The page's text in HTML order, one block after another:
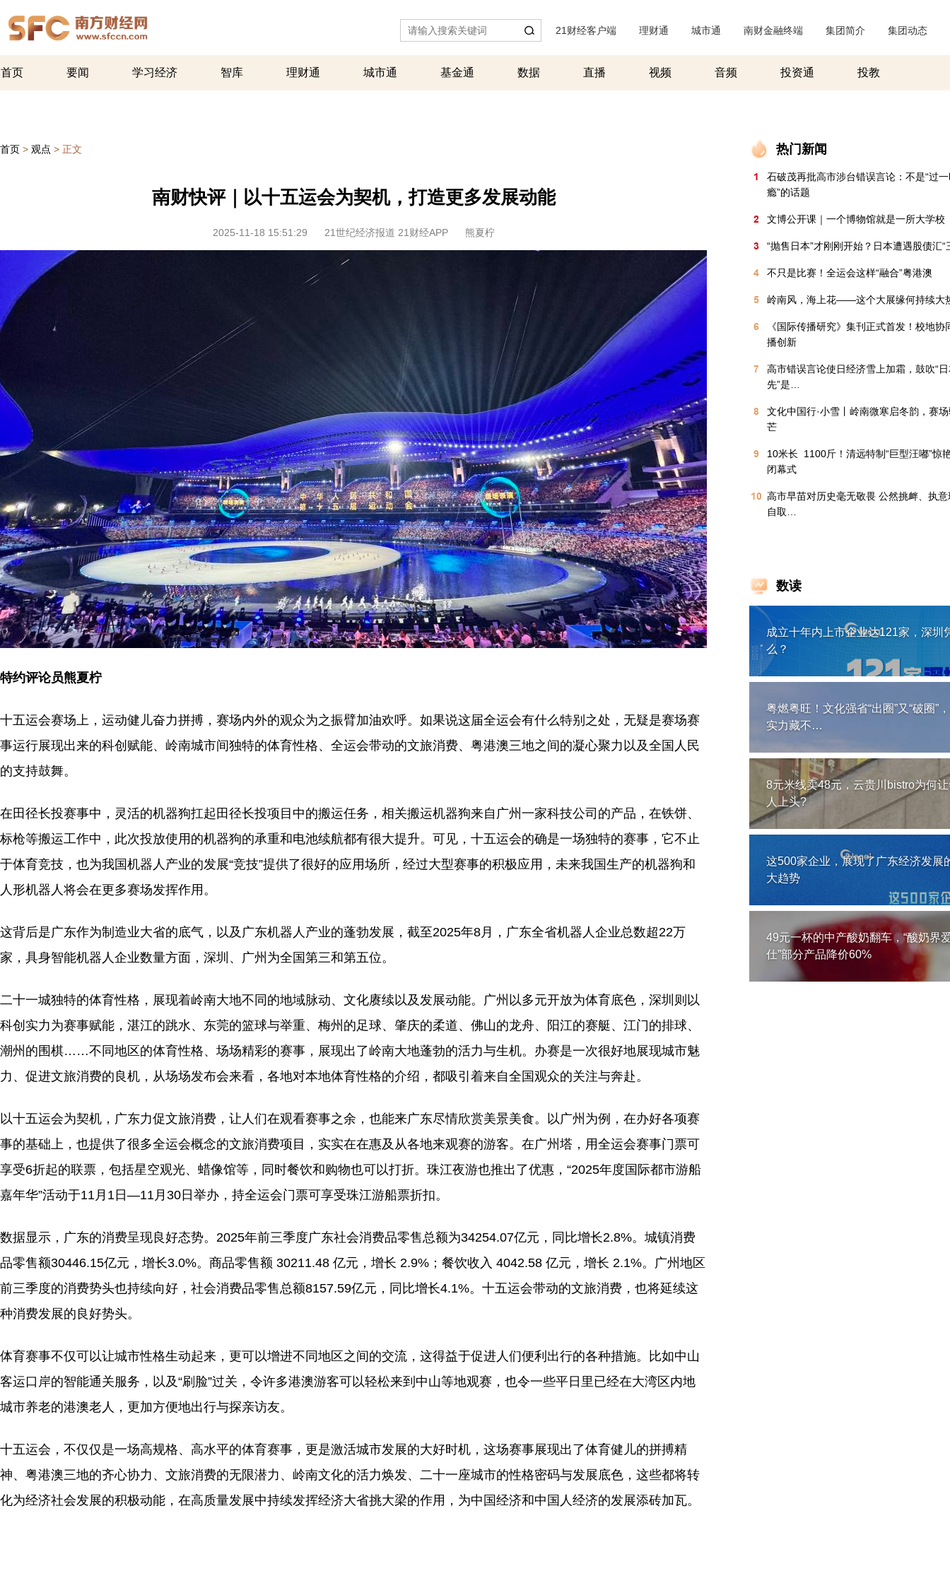
21财经客户端 理财通 城市通 南财金融终端 集团简介 集团动态
首页 要闻 学习经济 智库 理财通 城市通 基金通 数据 直播 视频 音频 投资通 投教
首页 > 观点 > 正文
南财快评｜以十五运会为契机，打造更多发展动能
2025-11-18 15:51:29 21世纪经济报道 21财经APP 熊夏柠
特约评论员熊夏柠
十五运会赛场上，运动健儿奋力拼搏，赛场内外的观众为之振臂加油欢呼。如果说这届全运会有什么特别之处，无疑是赛场赛
事运行展现出来的科创赋能、岭南城市间独特的体育性格、全运会带动的文旅消费、粤港澳三地之间的凝心聚力以及全国人民
的支持鼓舞。
在田径长投赛事中，灵活的机器狗扛起田径长投项目中的搬运任务，相关搬运机器狗来自广州一家科技公司的产品，在铁饼、
标枪等搬运工作中，此次投放使用的机器狗的承重和电池续航都有很大提升。可见，十五运会的确是一场独特的赛事，它不止
于体育竞技，也为我国机器人产业的发展“竞技”提供了很好的应用场所，经过大型赛事的积极应用，未来我国生产的机器狗和
人形机器人将会在更多赛场发挥作用。
这背后是广东作为制造业大省的底气，以及广东机器人产业的蓬勃发展，截至2025年8月，广东全省机器人企业总数超22万
家，具身智能机器人企业数量方面，深圳、广州为全国第三和第五位。
二十一城独特的体育性格，展现着岭南大地不同的地域脉动、文化赓续以及发展动能。广州以多元开放为体育底色，深圳则以
科创实力为赛事赋能，湛江的跳水、东莞的篮球与举重、梅州的足球、肇庆的柔道、佛山的龙舟、阳江的赛艇、江门的排球、
潮州的围棋……不同地区的体育性格、场场精彩的赛事，展现出了岭南大地蓬勃的活力与生机。办赛是一次很好地展现城市魅
力、促进文旅消费的良机，从场场发布会来看，各地对本地体育性格的介绍，都吸引着来自全国观众的关注与奔赴。
以十五运会为契机，广东力促文旅消费，让人们在观看赛事之余，也能来广东尽情欣赏美景美食。以广州为例，在办好各项赛
事的基础上，也提供了很多全运会概念的文旅消费项目，实实在在惠及从各地来观赛的游客。在广州塔，用全运会赛事门票可
享受6折起的联票，包括星空观光、蜡像馆等，同时餐饮和购物也可以打折。珠江夜游也推出了优惠，“2025年度国际都市游船
嘉年华”活动于11月1日—11月30日举办，持全运会门票可享受珠江游船票折扣。
数据显示，广东的消费呈现良好态势。2025年前三季度广东社会消费品零售总额为34254.07亿元，同比增长2.8%。城镇消费
品零售额30446.15亿元，增长3.0%。商品零售额 30211.48 亿元，增长 2.9%；餐饮收入 4042.58 亿元，增长 2.1%。广州地区
前三季度的消费势头也持续向好，社会消费品零售总额8157.59亿元，同比增长4.1%。十五运会带动的文旅消费，也将延续这
种消费发展的良好势头。
体育赛事不仅可以让城市性格生动起来，更可以增进不同地区之间的交流，这得益于促进人们便利出行的各种措施。比如中山
客运口岸的智能通关服务，以及“刷脸”过关，令许多港澳游客可以轻松来到中山等地观赛，也令一些平日里已经在大湾区内地
城市养老的港澳老人，更加方便地出行与探亲访友。
十五运会，不仅仅是一场高规格、高水平的体育赛事，更是激活城市发展的大好时机，这场赛事展现出了体育健儿的拼搏精
神、粤港澳三地的齐心协力、文旅消费的无限潜力、岭南文化的活力焕发、二十一座城市的性格密码与发展底色，这些都将转
化为经济社会发展的积极动能，在高质量发展中持续发挥经济大省挑大梁的作用，为中国经济和中国人经济的发展添砖加瓦。
热门新闻
1
石破茂再批高市涉台错误言论：不是“过
瘾”的话题
2 文博公开课｜一个博物馆就是一所大学校
3 “抛售日本”才刚刚开始？日本遭遇股债汇“
4 不只是比赛！全运会这样“融合”粤港澳
5 岭南风，海上花——这个大展缘何持续大
6
《国际传播研究》集刊正式首发！校地协
播创新
7
高市错误言论使日经济雪上加霜，鼓吹“
先”是…
8
文化中国行·小雪丨岭南微寒启冬韵，赛
芒
9
10米长  1100斤！清远特制“巨型汪嘟”惊
闭幕式
10 高市早苗对历史毫无敬畏 公然挑衅、执
自取…
数读
成立十年内上市企业达121家，深圳
么？
粤燃粤旺！文化强省“出圈”又“破圈”
实力藏不…
8元米线卖48元，云贵川bistro为何
人上头?
这500家企业，展现了广东经济发展
大趋势
49元一杯的中产酸奶翻车，“酸奶界
仕”部分产品降价60%